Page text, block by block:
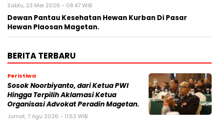
Sabtu, 23 Mei 2026 - 08:47 WIB
Dewan Pantau Kesehatan Hewan Kurban Di Pasar
Hewan Plaosan Magetan.
BERITA TERBARU
Peristiwa
Sosok Noorbiyanto, dari Ketua PWI
Hingga Terpilih Aklamasi Ketua
Organisasi Advokat Peradin Magetan.
Jumat, 7 Agu 2026 - 11:53 WIB